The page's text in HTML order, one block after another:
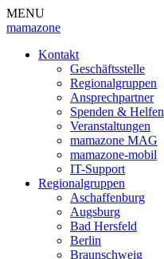
MENU
mamazone
Kontakt
Geschäftsstelle
Regionalgruppen
Ansprechpartner
Spenden & Helfen
Veranstaltungen
mamazone MAG
mamazone-mobil
IT-Support
Regionalgruppen
Aschaffenburg
Augsburg
Bad Hersfeld
Berlin
Braunschweig